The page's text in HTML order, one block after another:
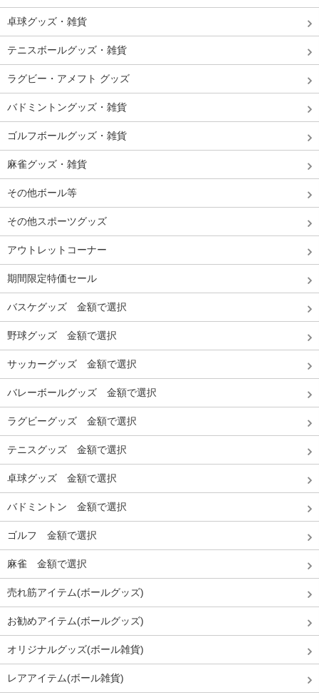
卓球グッズ・雑貨
テニスボールグッズ・雑貨
ラグビー・アメフト グッズ
バドミントングッズ・雑貨
ゴルフボールグッズ・雑貨
麻雀グッズ・雑貨
その他ボール等
その他スポーツグッズ
アウトレットコーナー
期間限定特価セール
バスケグッズ 金額で選択
野球グッズ 金額で選択
サッカーグッズ 金額で選択
バレーボールグッズ 金額で選択
ラグビーグッズ 金額で選択
テニスグッズ 金額で選択
卓球グッズ 金額で選択
バドミントン 金額で選択
ゴルフ 金額で選択
麻雀 金額で選択
売れ筋アイテム(ボールグッズ)
お勧めアイテム(ボールグッズ)
オリジナルグッズ(ボール雑貨)
レアアイテム(ボール雑貨)